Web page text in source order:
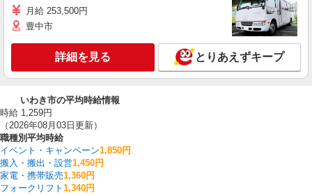
月給 253,500円
豊中市
詳細を見る とりあえずキープ
いわき市の平均時給情報
時給 1,259円
（2026年08月03日更新）
職種別平均時給
イベント・キャンペーン1,850円
搬入・搬出・設営1,450円
家電・携帯販売1,360円
フォークリフト 1,340円